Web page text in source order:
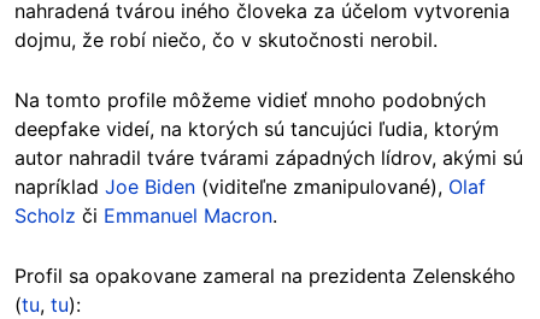
nahradená tvárou iného človeka za účelom vytvorenia
dojmu, že robí niečo, čo v skutočnosti nerobil.
Na tomto profile môžeme vidieť mnoho podobných
deepfake videí, na ktorých sú tancujúci ľudia, ktorým
autor nahradil tváre tvárami západných lídrov, akými sú
napríklad Joe Biden (viditeľne zmanipulované), Olaf
Scholz či Emmanuel Macron.
Profil sa opakovane zameral na prezidenta Zelenského
(tu, tu):